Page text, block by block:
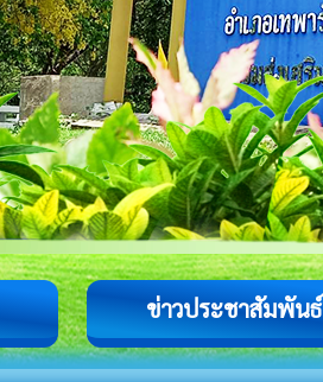
ข่าวประชาสัมพันธ์